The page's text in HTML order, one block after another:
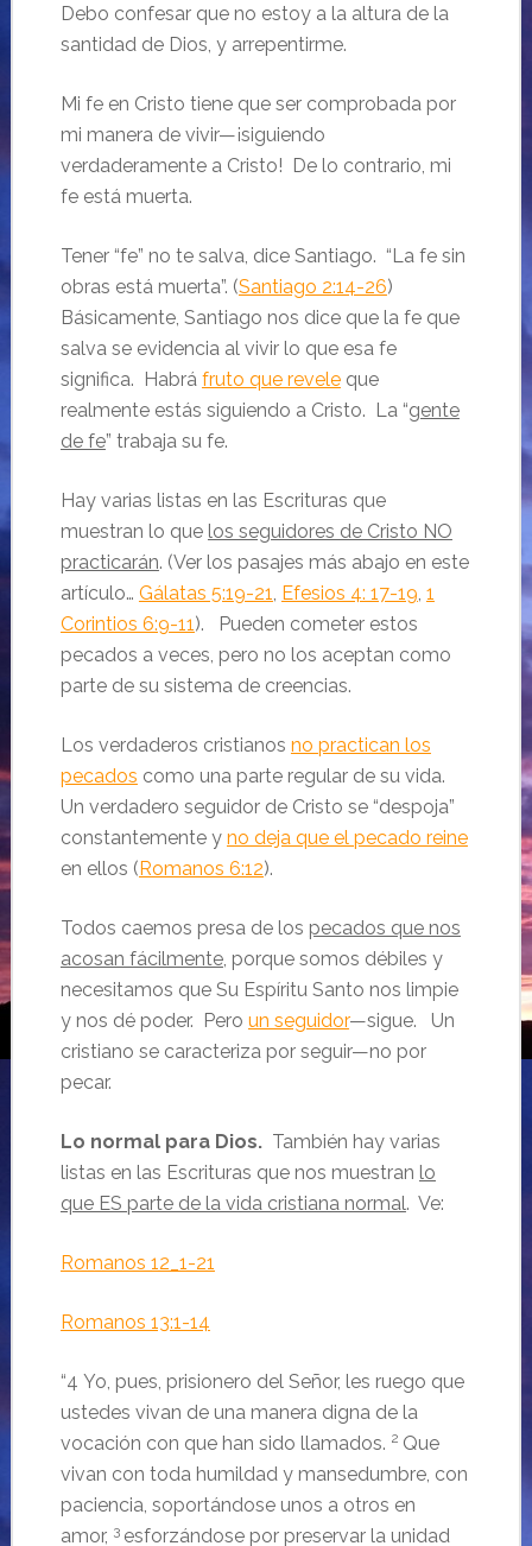
Debo confesar que no estoy a la altura de la
santidad de Dios, y arrepentirme.
Mi fe en Cristo tiene que ser comprobada por
mi manera de vivir—¡siguiendo
verdaderamente a Cristo! De lo contrario, mi
fe está muerta.
Tener “fe” no te salva, dice Santiago. “La fe sin
obras está muerta”. (Santiago 2:14-26)
Básicamente, Santiago nos dice que la fe que
salva se evidencia al vivir lo que esa fe
significa. Habrá fruto que revele que
realmente estás siguiendo a Cristo. La “gente
de fe” trabaja su fe.
Hay varias listas en las Escrituras que
muestran lo que los seguidores de Cristo NO
practicarán. (Ver los pasajes más abajo en este
artículo… Gálatas 5:19-21 Efesios 4: 17-19 1
Corintios 6:9-11 ). Pueden cometer estos
pecados a veces, pero no los aceptan como
parte de su sistema de creencias.
Los verdaderos cristianos no practican los
pecados como una parte regular de su vida.
Un verdadero seguidor de Cristo se “despoja”
constantemente y no deja que el pecado reine
en ellos (Romanos 6:12).
Todos caemos presa de los pecados que nos
acosan fácilmente, porque somos débiles y
necesitamos que Su Espíritu Santo nos limpie
y nos dé poder. Pero un seguidor—sigue. Un
cristiano se caracteriza por seguir—no por
pecar.
Lo normal para Dios. También hay varias
listas en las Escrituras que nos muestran lo
que ES parte de la vida cristiana normal. Ve:
Romanos 12_1-21
Romanos 13:1-14
“4 Yo, pues, prisionero del Señor, les ruego que
ustedes vivan de una manera digna de la
vocación con que han sido llamados. 2 Que
vivan con toda humildad y mansedumbre, con
paciencia, soportándose unos a otros en
amor, 3 esforzándose por preservar la unidad